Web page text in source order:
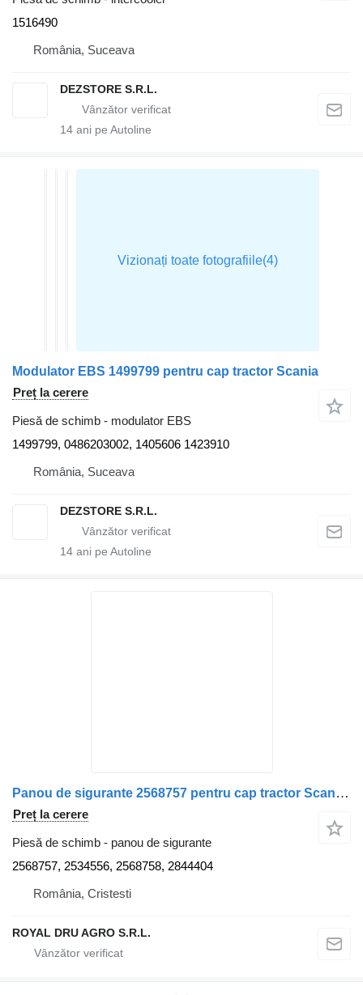
1516490
România, Suceava
DEZSTORE S.R.L.
14 ani pe Autoline
Modulator EBS 1499799 pentru cap tractor Scania
Preț la cerere
Piesă de schimb - modulator EBS
1499799, 0486203002, 1405606 1423910
România, Suceava
DEZSTORE S.R.L.
14 ani pe Autoline
Panou de sigurante 2568757 pentru cap tractor Scania S-Series
Preț la cerere
Piesă de schimb - panou de sigurante
2568757, 2534556, 2568758, 2844404
România, Cristesti
ROYAL DRU AGRO S.R.L.